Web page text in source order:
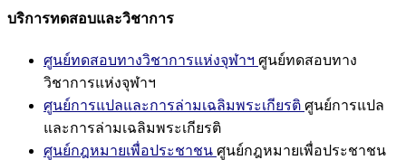
บริการทดสอบและวิชาการ
ศูนย์ทดสอบทางวิชาการแห่งจุฬาฯ ศูนย์ทดสอบทาง
วิชาการแห่งจุฬาฯ
ศูนย์การแปลและการล่ามเฉลิมพระเกียรติ ศูนย์การแปล
และการล่ามเฉลิมพระเกียรติ
ศูนย์กฎหมายเพื่อประชาชน ศูนย์กฎหมายเพื่อประชาชน